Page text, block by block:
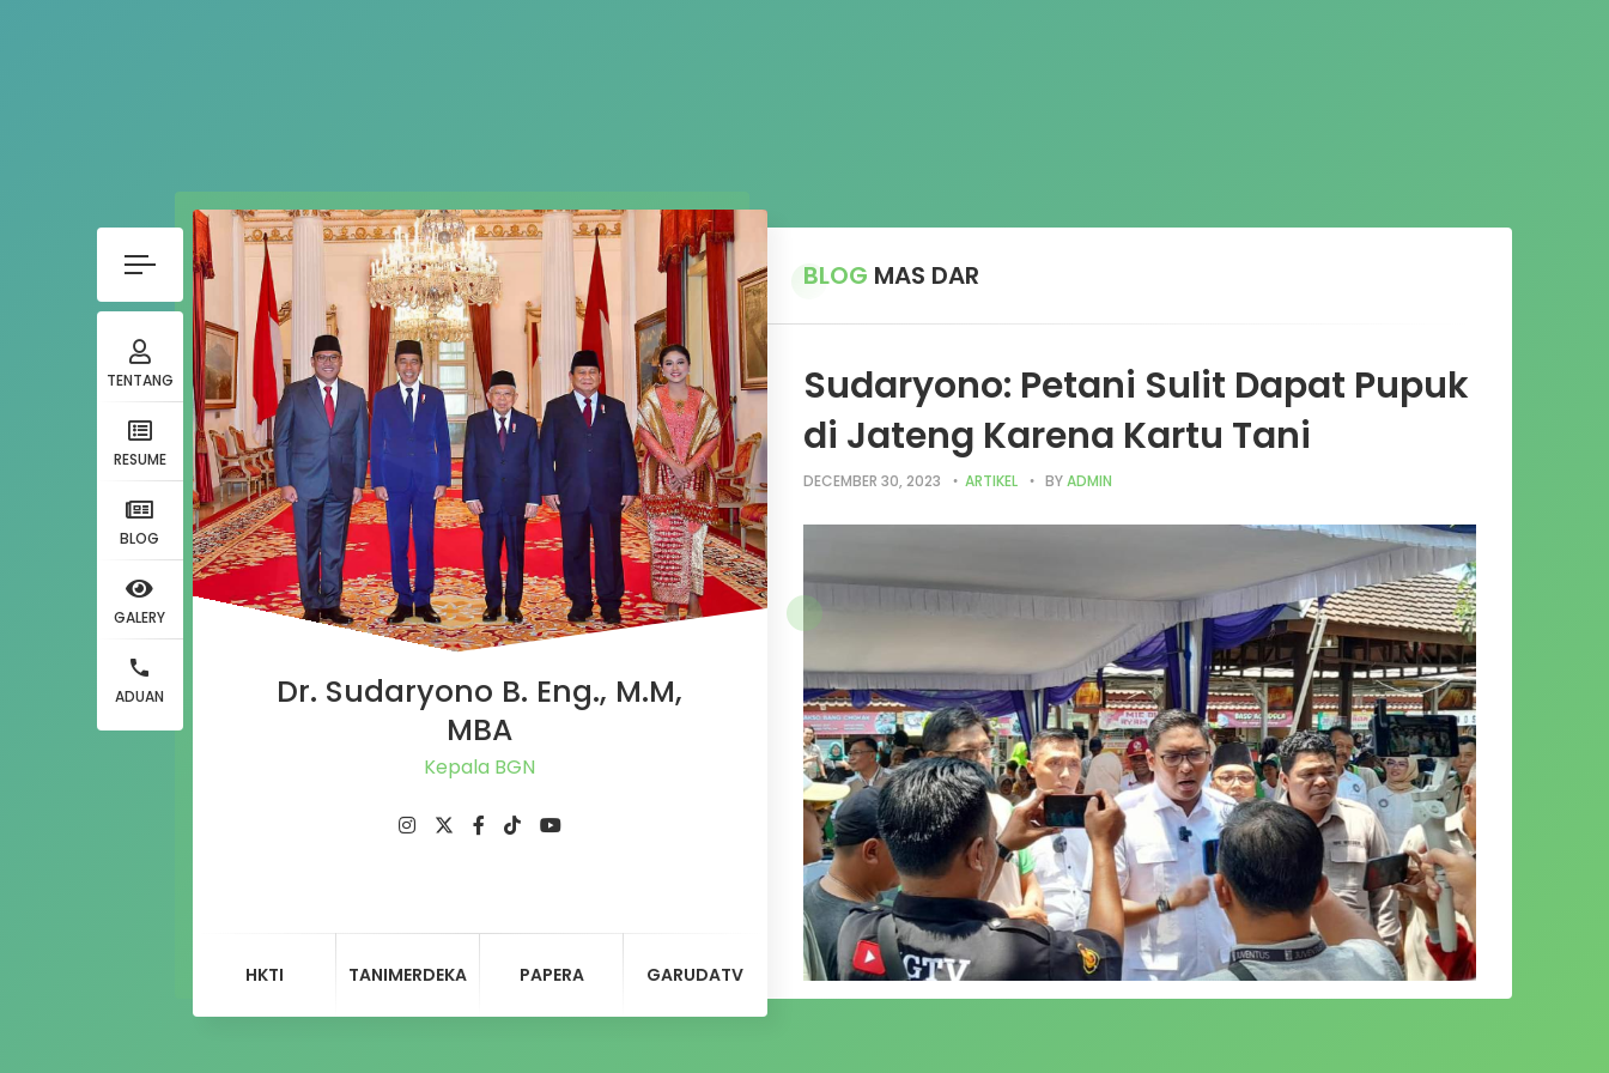
TENTANG
RESUME
BLOG
GALERY
ADUAN
Dr. Sudaryono B. Eng., M.M,
MBA
Kepala BGN
HKTI TANIMERDEKA PAPERA GARUDATV
BLOG MAS DAR
Sudaryono: Petani Sulit Dapat Pupuk
di Jateng Karena Kartu Tani
DECEMBER 30, 2023 ARTIKEL BYADMIN